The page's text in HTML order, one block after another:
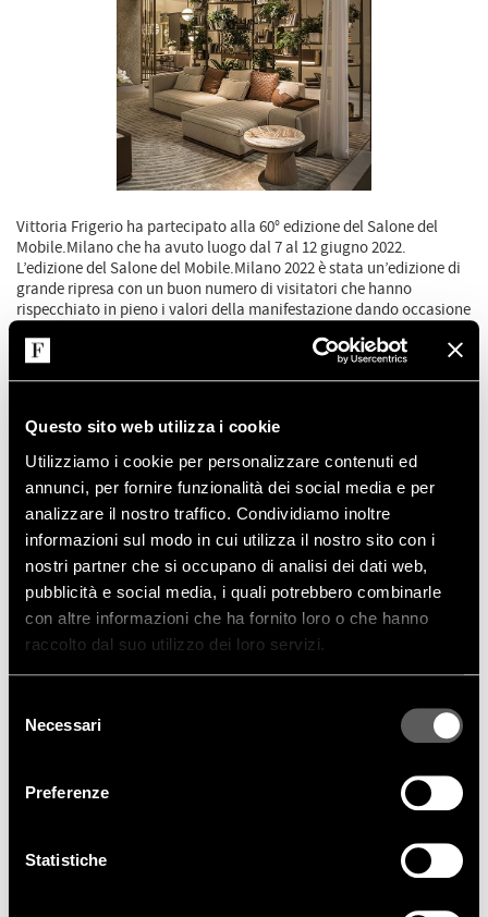
Questo sito web utilizza i cookie
Utilizziamo i cookie per personalizzare contenuti ed
annunci, per fornire funzionalità dei social media e per
analizzare il nostro traffico. Condividiamo inoltre
informazioni sul modo in cui utilizza il nostro sito con i
nostri partner che si occupano di analisi dei dati web,
pubblicità e social media, i quali potrebbero combinarle
con altre informazioni che ha fornito loro o che hanno
raccolto dal suo utilizzo dei loro servizi.
delNecessari
Preferenze
Statistiche
Vittoria Frigerio ha partecipato alla 60° edizione del Salone del
Mobile.Milano che ha avuto luogo dal 7 al 12 giugno 2022.
L’edizione del Salone del Mobile.Milano 2022 è stata un’edizione di
grande ripresa con un buon numero di visitatori che hanno
rispecchiato in pieno i valori della manifestazione dando occasione
di sfruttare questo evento. Vittoria Frigerio ha presentato una
Ildivano Vivaldiche si caratterizza dall’equilibrio delle forme, la
morbidezza delle curve, i contrasti nelle texture e la sartorialità
della collezione senza dimenticre il dettaglio del piedino
incastonato nella base come un gioiello. E ildivano Manfredi
evidenzia un basamento in pelle e una trapunta orizzontale che
scorre lungo le sedute creando un fil rouge di grande ricercatezza
ed armonia.